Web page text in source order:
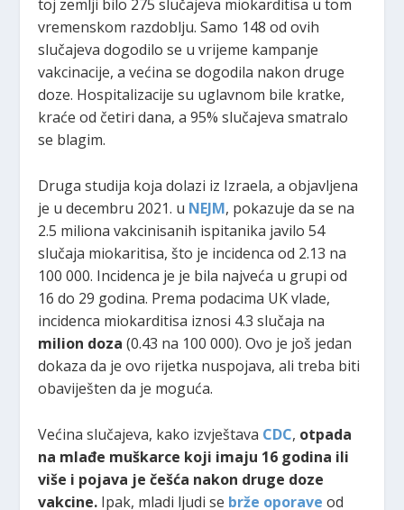
toj zemlji bilo 275 slučajeva miokarditisa u tom
vremenskom razdoblju. Samo 148 od ovih
slučajeva dogodilo se u vrijeme kampanje
vakcinacije, a većina se dogodila nakon druge
doze. Hospitalizacije su uglavnom bile kratke,
kraće od četiri dana, a 95% slučajeva smatralo
se blagim.
Druga studija koja dolazi iz Izraela, a objavljena
je u decembru 2021. u NEJM, pokazuje da se na
2.5 miliona vakcinisanih ispitanika javilo 54
slučaja miokaritisa, što je incidenca od 2.13 na
100 000. Incidenca je je bila najveća u grupi od
16 do 29 godina. Prema podacima UK vlade,
incidenca miokarditisa iznosi 4.3 slučaja na
milion doza (0.43 na 100 000). Ovo je još jedan
dokaza da je ovo rijetka nuspojava, ali treba biti
obaviješten da je moguća.
Većina slučajeva, kako izvještava CDC, otpada
na mlađe muškarce koji imaju 16 godina ili
više i pojava je češća nakon druge doze
vakcine. Ipak, mladi ljudi se brže oporave od